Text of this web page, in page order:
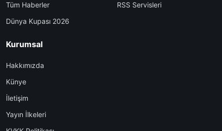
Tüm Haberler
Dünya Kupası 2026
RSS Servisleri
Kurumsal
Hakkımızda
Künye
İletişim
Yayın İlkeleri